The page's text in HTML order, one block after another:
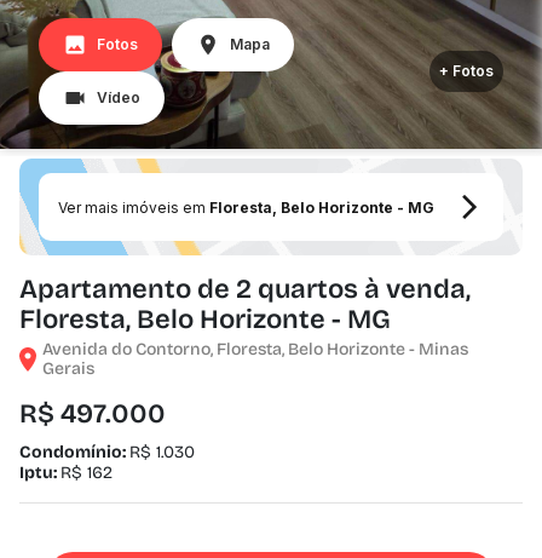
Fotos Mapa
Vídeo
+ Fotos
Ver mais imóveis em Floresta, Belo Horizonte - MG
Apartamento de 2 quartos à venda,
Floresta, Belo Horizonte - MG
Avenida do Contorno, Floresta, Belo Horizonte - Minas
Gerais
R$ 497.000
Condomínio: R$ 1.030
Iptu: R$ 162